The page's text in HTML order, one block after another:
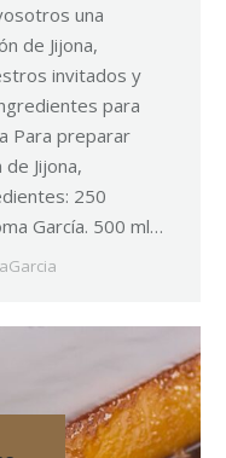
una
de Jijona,
invitados y
para
Para preparar
Jijona,
250
García. 500 ml…